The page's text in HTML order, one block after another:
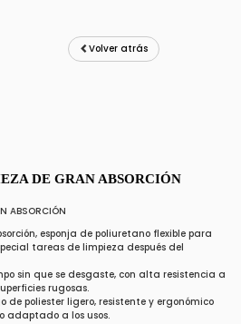
Volver atrás
DE GRAN ABSORCIÓN
ABSORCIÓN
esponja de poliuretano flexible para
tareas de limpieza después del
sin que se desgaste, con alta resistencia a
rugosas.
de poliester ligero, resistente y ergonómico
adaptado a los usos.